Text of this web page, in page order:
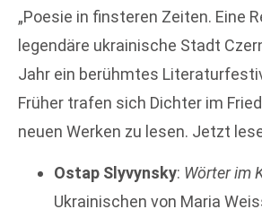
„Poesie in finsteren Zeiten. Eine
legendäre ukrainische Stadt
Jahr ein berühmtes
Früher trafen sich Dichter im
neuen Werken zu lesen. Jetzt
Ostap Slyvynsky: Wörter im
Ukrainischen von Maria